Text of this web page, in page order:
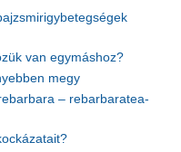
van egymáshoz?
megy
– rebarbaratea-